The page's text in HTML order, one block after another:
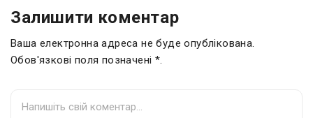
Залишити коментар
Ваша електронна адреса не буде опублікована.
Обов'язкові поля позначені *.